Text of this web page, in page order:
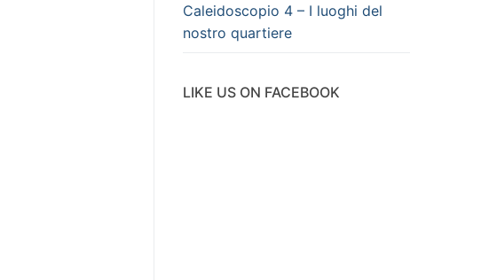
Caleidoscopio 4 – I luoghi del
nostro quartiere
LIKE US ON FACEBOOK